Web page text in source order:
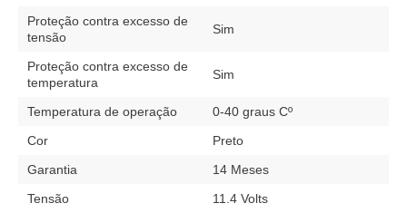
Proteção contra excesso de
tensão
Sim
Proteção contra excesso de
temperatura
Sim
Temperatura de operação
0-40 graus Cº
Cor
Preto
Garantia
14 Meses
Tensão
11.4 Volts